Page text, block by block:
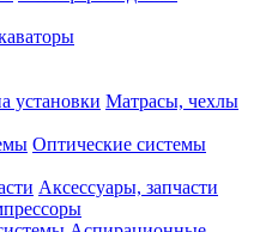
Матрасы, чехлы
Оптические системы
Аксессуары, запчасти